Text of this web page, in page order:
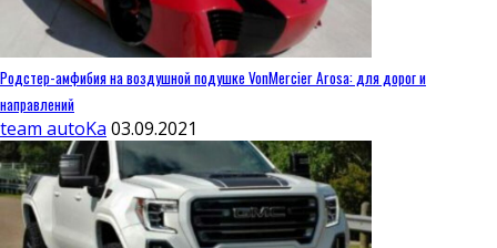
Родстер-амфибия на воздушной подушке VonMercier Arosa: для дорог и
направлений
team autoKa 03.09.2021